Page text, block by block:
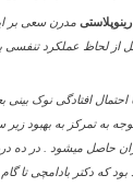
رینوپلاستی مدرن سعی بر
از لحاظ عملکرد
احتمال افتادگی نوک
به تمرکز به بهبود زیر
حاصل میشود . در ده
که دکتر بادامچی تا گام